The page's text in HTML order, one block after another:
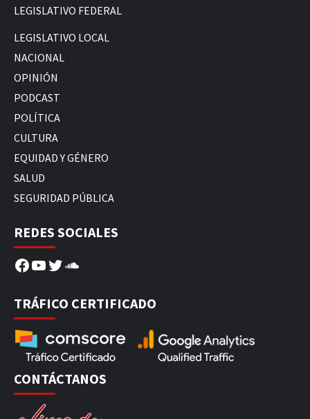
LEGISLATIVO FEDERAL
LEGISLATIVO LOCAL
NACIONAL
OPINIÓN
PODCAST
POLÍTICA
CULTURA
EQUIDAD Y GÉNERO
SALUD
SEGURIDAD PÚBLICA
REDES SOCIALES
Facebook
YouTube
Twitter
SoundCloud
TRÁFICO CERTIFICADO
CONTÁCTANOS